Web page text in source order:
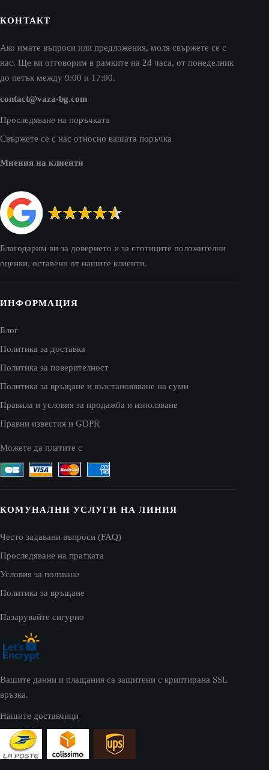
КОНТАКТ
Ако имате въпроси или предложения, моля свържете се с
нас. Ще ви отговорим в рамките на 24 часа, от понеделник
до петък между 9:00 и 17:00.
contact@vaza-bg.com
Проследяване на поръчката
Свържете се с нас относно вашата поръчка
Мнения на клиенти
Благодарим ви за доверието и за стотиците положителни
оценки, оставени от нашите клиенти.
ИНФОРМАЦИЯ
Блог
Политика за доставка
Политика за поверителност
Политика за връщане и възстановяване на суми
Правила и условия за продажба и използване
Правни известия и GDPR
Можете да платите с
КОМУНАЛНИ УСЛУГИ НА ЛИНИЯ
Често задавани въпроси (FAQ)
Проследяване на пратката
Условия за ползване
Политика за връщане
Пазарувайте сигурно
Вашите данни и плащания са защитени с криптирана SSL
връзка.
Нашите доставчици